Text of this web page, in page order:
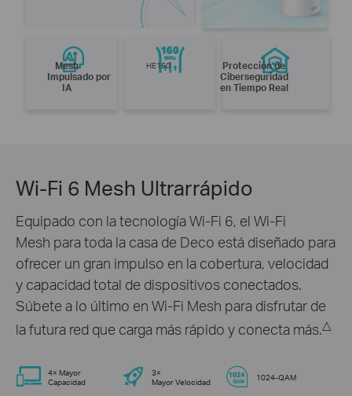
Mesh
Impulsado por
IA
HE160
Protección de
Ciberseguridad
en Tiempo Real
Wi-Fi 6 Mesh Ultrarrápido
Equipado con la tecnología Wi-Fi 6, el Wi-Fi
Mesh para toda la casa de Deco está diseñado para
ofrecer un gran impulso en la cobertura, velocidad
y capacidad total de dispositivos conectados.
Súbete a lo último en Wi-Fi Mesh para disfrutar de
la futura red que carga más rápido y conecta más.△
4× Mayor
Capacidad
3×
Mayor Velocidad
1024-QAM